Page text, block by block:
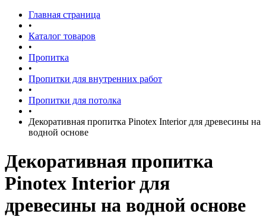
Главная страница
•
Каталог товаров
•
Пропитка
•
Пропитки для внутренних работ
•
Пропитки для потолка
•
Декоративная пропитка Pinotex Interior для древесины на
водной основе
Декоративная пропитка
Pinotex Interior для
древесины на водной основе